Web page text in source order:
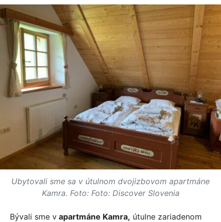
Ubytovali sme sa v útulnom dvojizbovom apartmáne
Kamra. Foto: Foto: Discover Slovenia
Bývali sme v apartmáne Kamra, útulne zariadenom